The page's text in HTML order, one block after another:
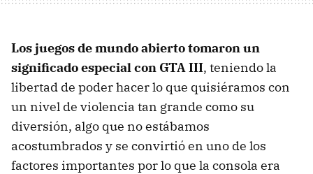
Los juegos de mundo abierto tomaron un
significado especial con GTA III, teniendo la
libertad de poder hacer lo que quisiéramos con
un nivel de violencia tan grande como su
diversión, algo que no estábamos
acostumbrados y se convirtió en uno de los
factores importantes por lo que la consola era